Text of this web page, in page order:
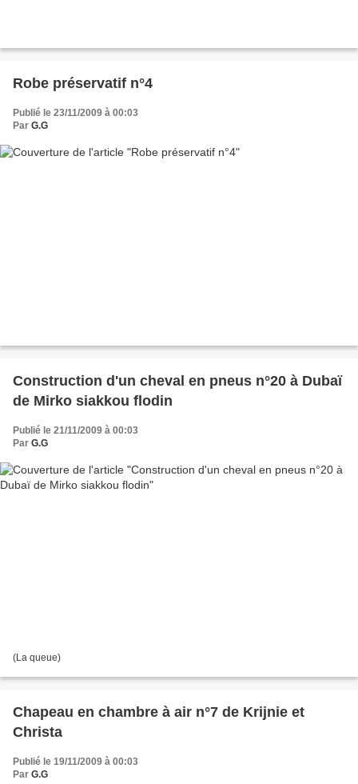
Robe préservatif n°4
Publié le 23/11/2009 à 00:03
Par G.G
Construction d'un cheval en pneus n°20 à Dubaï
de Mirko siakkou flodin
Publié le 21/11/2009 à 00:03
Par G.G
(La queue)
Chapeau en chambre à air n°7 de Krijnie et
Christa
Publié le 19/11/2009 à 00:03
Par G.G